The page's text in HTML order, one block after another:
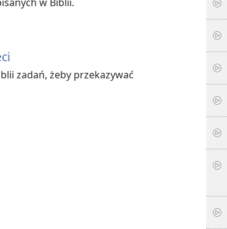
zadań, żeby przekazywać